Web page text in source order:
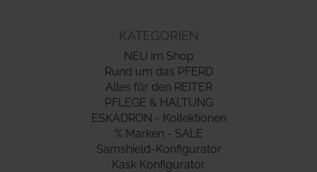
KATEGORIEN
NEU im Shop
Rund um das PFERD
Alles für den REITER
PFLEGE & HALTUNG
ESKADRON - Kollektionen
% Marken - SALE
Samshield-Konfigurator
Kask Konfigurator